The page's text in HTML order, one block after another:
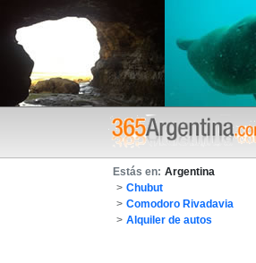
Estás en: Argentina
> Chubut
> Comodoro Rivadavia
> Alquiler de autos